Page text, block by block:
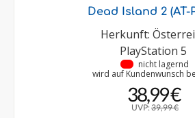
Dead Island 2 (AT-
Herkunft:
PlayStation 5
nicht lagernd
wird auf Kundenwunsch
38,99 €
UVP:39,99 €